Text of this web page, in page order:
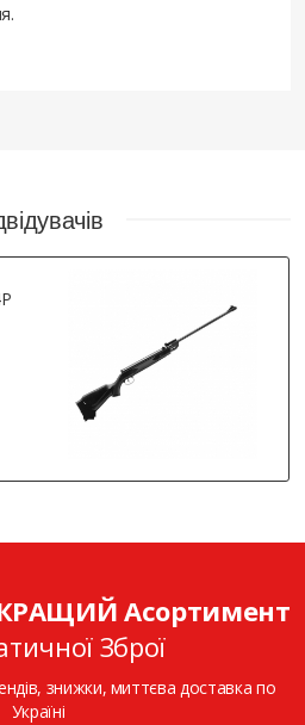
Асортимент
Зброї
знижки, миттєва доставка по
Україні